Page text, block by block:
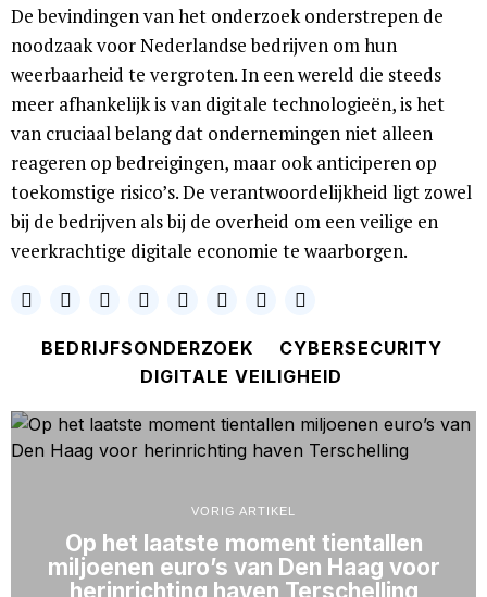
De bevindingen van het onderzoek onderstrepen de
noodzaak voor Nederlandse bedrijven om hun
weerbaarheid te vergroten. In een wereld die steeds
meer afhankelijk is van digitale technologieën, is het
van cruciaal belang dat ondernemingen niet alleen
reageren op bedreigingen, maar ook anticiperen op
toekomstige risico’s. De verantwoordelijkheid ligt zowel
bij de bedrijven als bij de overheid om een veilige en
veerkrachtige digitale economie te waarborgen.
BEDRIJFSONDERZOEK
CYBERSECURITY
DIGITALE VEILIGHEID
VORIG ARTIKEL
Op het laatste moment tientallen
miljoenen euro’s van Den Haag voor
herinrichting haven Terschelling